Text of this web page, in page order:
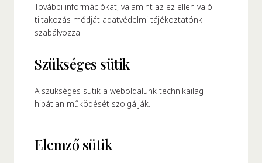
További információkat, valamint az ez ellen való
tiltakozás módját adatvédelmi tájékoztatónk
szabályozza.
Szükséges sütik
A szükséges sütik a weboldalunk technikailag
hibátlan működését szolgálják.
Elemző sütik